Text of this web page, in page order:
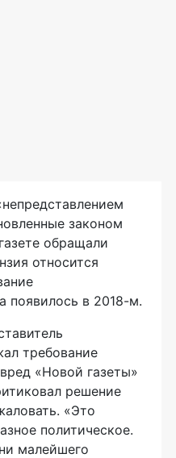
законом
обращали
относится
появилось в 2018-м.
требование
«Новой газеты»
решение
«Это
политическое.
малейшего